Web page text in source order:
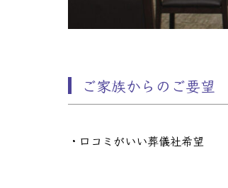
ご家族からのご要望
・口コミがいい葬儀社希望